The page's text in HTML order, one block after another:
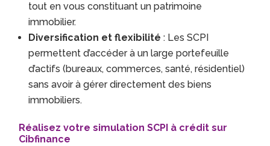
tout en vous constituant un patrimoine
immobilier.
Diversification et flexibilité : Les SCPI
permettent d’accéder à un large portefeuille
d’actifs (bureaux, commerces, santé, résidentiel)
sans avoir à gérer directement des biens
immobiliers.
Réalisez votre simulation SCPI à crédit sur
Cibfinance